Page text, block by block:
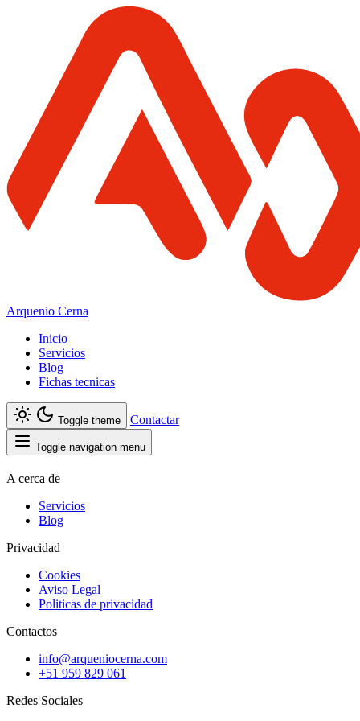
Arquenio Cerna
Inicio
Servicios
Blog
Fichas tecnicas
Toggle theme Contactar
Toggle navigation menu
A cerca de
Servicios
Blog
Privacidad
Cookies
Aviso Legal
Politicas de privacidad
Contactos
info@arqueniocerna.com
+51 959 829 061
Redes Sociales